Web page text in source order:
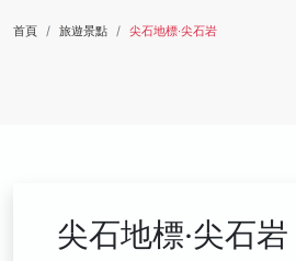
首頁 旅遊景點 尖石地標‧尖石岩
尖石地標‧尖石岩